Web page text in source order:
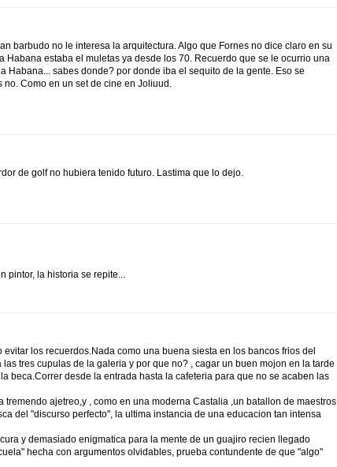
barbudo no le interesa la arquitectura. Algo que Fornes no dice claro en su
Habana estaba el muletas ya desde los 70. Recuerdo que se le ocurrio una
Habana... sabes donde? por donde iba el sequito de la gente. Eso se
Como en un set de cine en Joliuud.
de golf no hubiera tenido futuro. Lastima que lo dejo.
pintor, la historia se repite...
los recuerdos.Nada como una buena siesta en los bancos frios del
tres cupulas de la galeria y por que no? , cagar un buen mojon en la tarde
beca.Correr desde la entrada hasta la cafeteria para que no se acaben las
tremendo ajetreo,y , como en una moderna Castalia ,un batallon de maestros
del "discurso perfecto", la ultima instancia de una educacion tan intensa
y demasiado enigmatica para la mente de un guajiro recien llegado
hecha con argumentos olvidables, prueba contundente de que "algo"